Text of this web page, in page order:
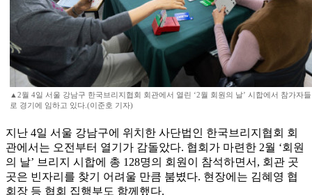
▲2월 4일 서울 강남구 한국브리지협회 회관에서 열린 ‘2월 회원의 날’ 시합에서 참가자
로 경기에 임하고 있다.(이준호 기자)
지난 4일 서울 강남구에 위치한 사단법인 한국브리지협회 회
관에서는 오전부터 열기가 감돌았다. 협회가 마련한 2월 ‘회원
의 날’ 브리지 시합에 총 128명의 회원이 참석하면서, 회관 곳
곳은 빈자리를 찾기 어려울 만큼 붐볐다. 현장에는 김혜영 협
회장 등 협회 집행부도 함께했다.